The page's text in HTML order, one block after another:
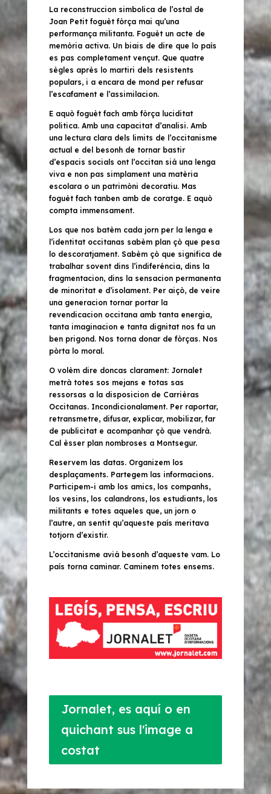
La reconstruccion simbolica de l’ostal de
Joan Petit foguèt fòrça mai qu’una
performança militanta. Foguèt un acte de
memòria activa. Un biais de dire que lo país
es pas completament vençut. Que quatre
sègles après lo martiri dels resistents
populars, i a encara de mond per refusar
l’escafament e l’assimilacion.
E aquò foguèt fach amb fòrça luciditat
politica. Amb una capacitat d’analisi. Amb
una lectura clara dels limits de l’occitanisme
actual e del besonh de tornar bastir
d’espacis socials ont l’occitan siá una lenga
viva e non pas simplament una matèria
escolara o un patrimòni decoratiu. Mas
foguèt fach tanben amb de coratge. E aquò
compta immensament.
Los que nos batèm cada jorn per la lenga e
l’identitat occitanas sabèm plan çò que pesa
lo descoratjament. Sabèm çò que significa de
trabalhar sovent dins l’indiferéncia, dins la
fragmentacion, dins la sensacion permanenta
de minoritat e d’isolament. Per aiçò, de veire
una generacion tornar portar la
revendicacion occitana amb tanta energia,
tanta imaginacion e tanta dignitat nos fa un
ben prigond. Nos torna donar de fòrças. Nos
pòrta lo moral.
O volèm dire doncas clarament: Jornalet
metrà totes sos mejans e totas sas
ressorsas a la disposicion de Carrièras
Occitanas. Incondicionalament. Per raportar,
retransmetre, difusar, explicar, mobilizar, far
de publicitat e acompanhar çò que vendrà.
Cal èsser plan nombroses a Montsegur.
Reservem las datas. Organizem los
desplaçaments. Partegem las informacions.
Participem-i amb los amics, los companhs,
los vesins, los calandrons, los estudiants, los
militants e totes aqueles que, un jorn o
l’autre, an sentit qu’aqueste país meritava
totjorn d’existir.
L’occitanisme aviá besonh d’aqueste vam. Lo
país torna caminar. Caminem totes ensems.
Jornalet, es aquí o en
quichant sus l'image a
costat